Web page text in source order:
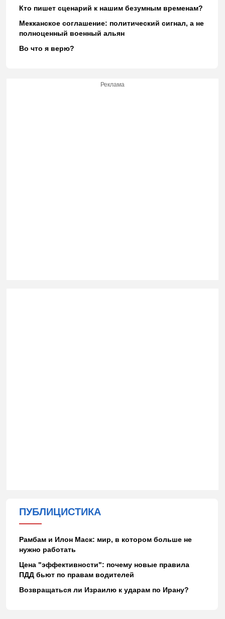
Кто пишет сценарий к нашим безумным временам?
Мекканское соглашение: политический сигнал, а не
полноценный военный альян
Во что я верю?
Реклама
ПУБЛИЦИСТИКА
Рамбам и Илон Маск: мир, в котором больше не
нужно работать
Цена "эффективности": почему новые правила
ПДД бьют по правам водителей
Возвращаться ли Израилю к ударам по Ирану?